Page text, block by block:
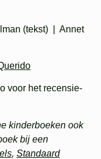
(tekst) | Annet
voor het recensie-
kinderboeken ook
bij een
, Standaard